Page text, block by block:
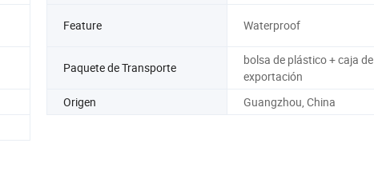
Feature Waterproof
Paquete de Transporte
bolsa de plástico + caja de
exportación
Origen
Guangzhou, China